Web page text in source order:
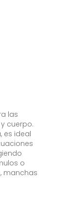
las
cuerpo.
es ideal
o
manchas